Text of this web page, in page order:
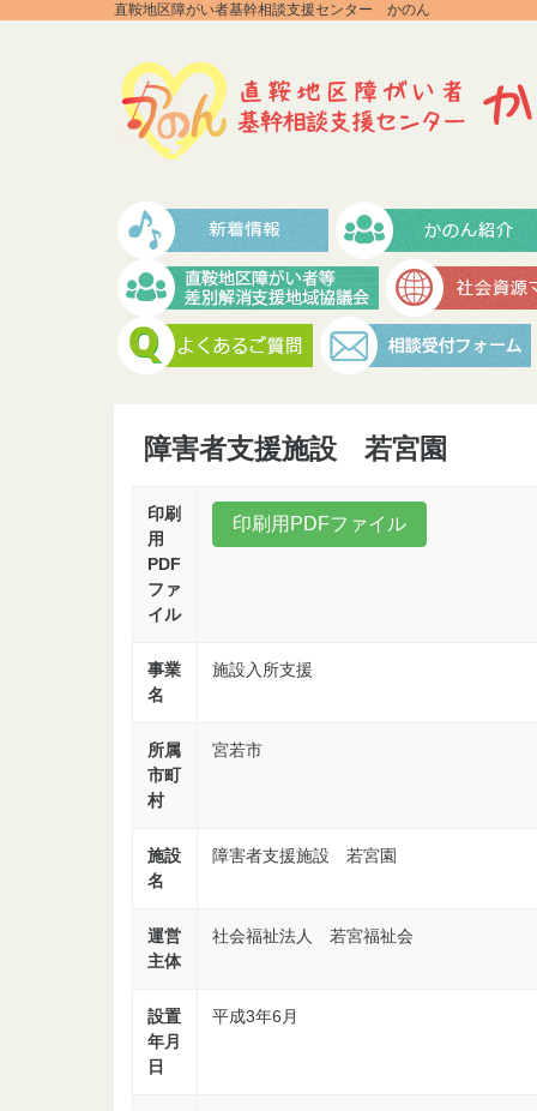
直鞍地区障がい者基幹相談支援センター かのん
障害者支援施設 若宮園
印刷
用
PDF
ファ
イル
印刷用PDFファイル
事業
名
施設入所支援
所属
市町
村
宮若市
施設
名
障害者支援施設 若宮園
運営
主体
社会福祉法人 若宮福祉会
設置
年月
日
平成3年6月